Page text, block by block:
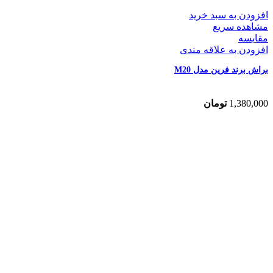
افزودن به سبد خرید
مشاهده سریع
مقایسه
افزودن به علاقه مندی
براش برند فرین مدل M20
1,380,000 تومان